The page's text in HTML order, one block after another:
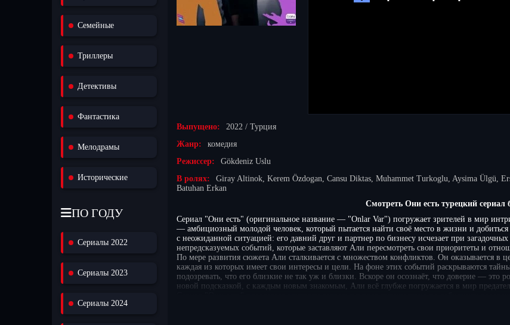
Семейные
Триллеры
Детективы
Фантастика
Мелодрамы
Исторические
ПО ГОДУ
Сериалы 2022
Сериалы 2023
Сериалы 2024
Выпущено:
2022 / Турция
Жанр:
комедия
Режиссер:
Gökdeniz Uslu
В ролях:
Giray Altinok, Kerem Özdogan, Cansu Diktas, Muhammet Turkoglu, Aysima Ülgü,
Batuhan Erkan
Смотреть Они есть турецкий сериал
Сериал "Они есть" (оригинальное название — "Onlar Var") погружает зрителей в мир
— амбициозный молодой человек, который пытается найти своё место в жизни и добиться
с неожиданной ситуацией: его давний друг и партнер по бизнесу исчезает при
непредсказуемых событий, которые заставляют Али пересмотреть свои приоритеты и
По мере развития сюжета Али сталкивается с множеством конфликтов. Он оказывается в
каждая из которых имеет свои интересы и цели. На фоне этих событий раскрываются
подозревать, что его близкие не так уж и близки. Вскоре он осознаёт, что доверие —
новой подсказкой, с каждым новым знакомым, Али всё глубже погружается в мир
каждое решение может привести к непредсказуемым последствиям. Интригующий сюжет